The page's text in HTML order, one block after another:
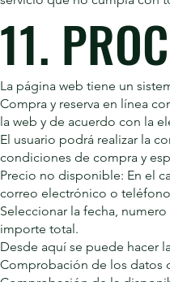
11.
La página web tiene un
Compra y reserva en línea
la web y de acuerdo con la
El usuario podrá realizar la
condiciones de compra y
Precio no disponible: En el
correo electrónico o
Seleccionar la fecha,
importe total.
Desde aquí se puede hacer
Comprobación de los datos